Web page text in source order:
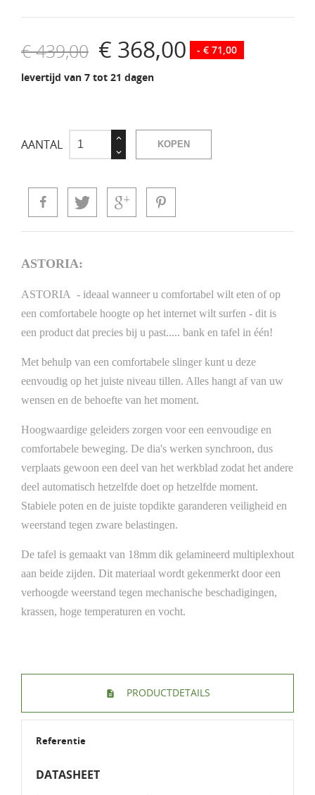
€ 439,00 € 368,00 - € 71,00
levertijd van 7 tot 21 dagen
AANTAL KOPEN
ASTORIA:
ASTORIA - ideaal wanneer u comfortabel wilt eten of op
een comfortabele hoogte op het internet wilt surfen - dit is
een product dat precies bij u past..... bank en tafel in één!
Met behulp van een comfortabele slinger kunt u deze
eenvoudig op het juiste niveau tillen. Alles hangt af van uw
wensen en de behoefte van het moment.
Hoogwaardige geleiders zorgen voor een eenvoudige en
comfortabele beweging. De dia's werken synchroon, dus
verplaats gewoon een deel van het werkblad zodat het andere
deel automatisch hetzelfde doet op hetzelfde moment.
Stabiele poten en de juiste topdikte garanderen veiligheid en
weerstand tegen zware belastingen.
De tafel is gemaakt van 18mm dik gelamineerd multiplexhout
aan beide zijden. Dit materiaal wordt gekenmerkt door een
verhoogde weerstand tegen mechanische beschadigingen,
krassen, hoge temperaturen en vocht.
PRODUCTDETAILS
Referentie
DATASHEET